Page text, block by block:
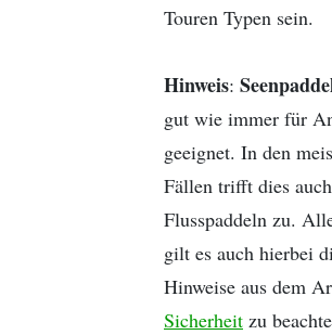
Touren Typen sein.
Hinweis:
gut wie immer für
geeignet. In den
Fällen trifft dies
Flusspaddeln zu.
gilt es auch hierbei
Hinweise aus dem
Sicherheit zu